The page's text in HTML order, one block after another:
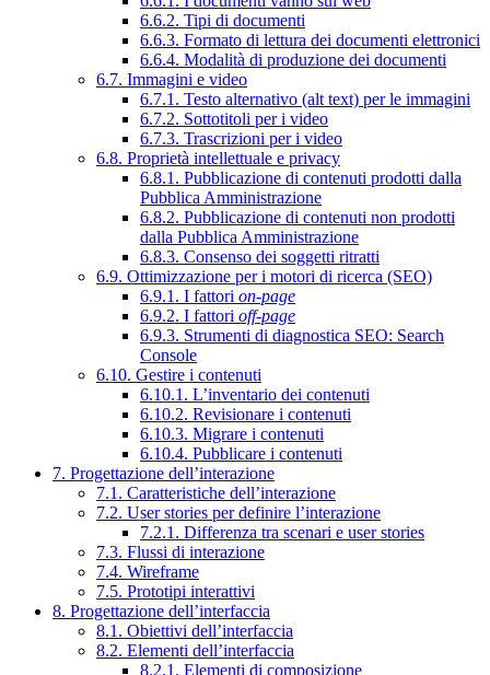
6.6.2. Tipi di documenti
6.6.3. Formato di lettura dei documenti elettronici
6.6.4. Modalità di produzione dei documenti
6.7. Immagini e video
6.7.1. Testo alternativo (alt text) per le immagini
6.7.2. Sottotitoli per i video
6.7.3. Trascrizioni per i video
6.8. Proprietà intellettuale e privacy
6.8.1. Pubblicazione di contenuti prodotti dalla
Pubblica Amministrazione
6.8.2. Pubblicazione di contenuti non prodotti
dalla Pubblica Amministrazione
6.8.3. Consenso dei soggetti ritratti
6.9. Ottimizzazione per i motori di ricerca (SEO)
6.9.1. I fattori on-page
6.9.2. I fattori off-page
6.9.3. Strumenti di diagnostica SEO: Search
Console
6.10. Gestire i contenuti
6.10.1. L’inventario dei contenuti
6.10.2. Revisionare i contenuti
6.10.3. Migrare i contenuti
6.10.4. Pubblicare i contenuti
7. Progettazione dell’interazione
7.1. Caratteristiche dell’interazione
7.2. User stories per definire l’interazione
7.2.1. Differenza tra scenari e user stories
7.3. Flussi di interazione
7.4. Wireframe
7.5. Prototipi interattivi
8. Progettazione dell’interfaccia
8.1. Obiettivi dell’interfaccia
8.2. Elementi dell’interfaccia
8.2.1. Elementi di composizione